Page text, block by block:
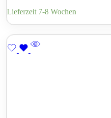
Lieferzeit 7-8 Wochen